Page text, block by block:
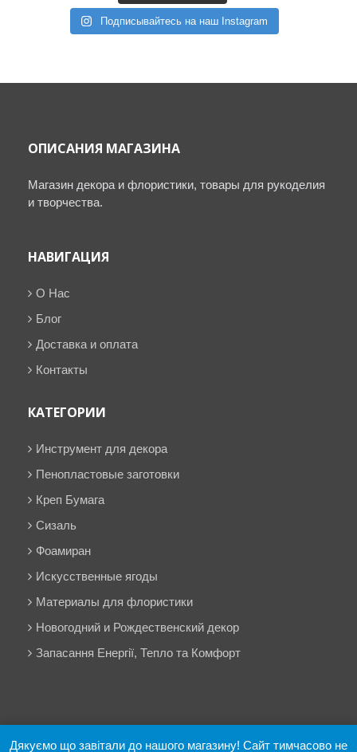
Подписывайтесь на наш Instagram
ОПИСАНИЯ МАГАЗИНА
Магазин декора и флористики, товары для рукоделия
и творчества.
НАВИГАЦИЯ
О Нас
Блог
Доставка и оплата
Контакты
КАТЕГОРИИ
Инструмент для декора
Пенопластовые заготовки
Креп Бумага
Сизаль
Фоамиран
Искусственные ягоды
Материалы для флористики
Новогодний и Рождественский декор
Запасання Енергії, Тепло та Комфорт
Дякуємо що завітали до нашого магазину! Сайт тимчасово не